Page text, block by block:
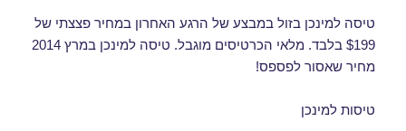
טיסה למינכן בזול במבצע של הרגע האחרון במחיר פצצתי של
$199 בלבד. מלאי הכרטיסים מוגבל. טיסה למינכן במרץ 2014
מחיר שאסור לפספס!
טיסות למינכן